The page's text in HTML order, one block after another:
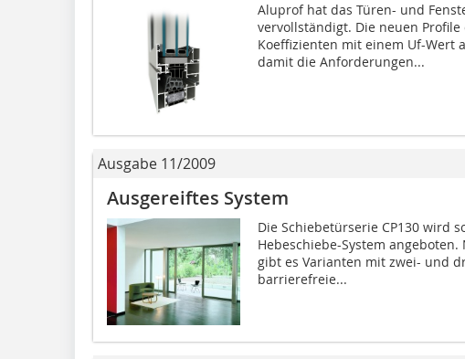
Aluprof hat das Türen- und
vervollständigt. Die neuen
Koeffizienten mit einem Uf-Wert
damit die Anforderungen...
Ausgabe 11/2009
Ausgereiftes System
Die Schiebetürserie CP130 wird
Hebeschiebe-System
gibt es Varianten mit zwei- und
barrierefreie...